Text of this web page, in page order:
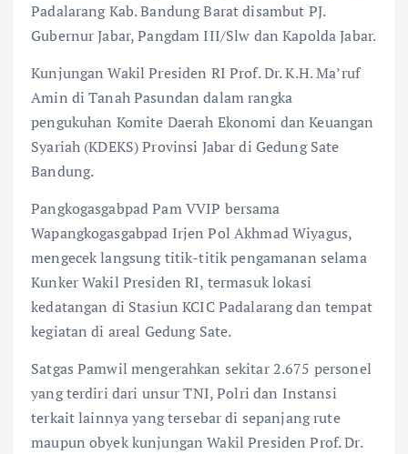
Padalarang Kab. Bandung Barat disambut PJ.
Gubernur Jabar, Pangdam III/Slw dan Kapolda Jabar.
Kunjungan Wakil Presiden RI Prof. Dr. K.H. Ma’ruf
Amin di Tanah Pasundan dalam rangka
pengukuhan Komite Daerah Ekonomi dan Keuangan
Syariah (KDEKS) Provinsi Jabar di Gedung Sate
Bandung.
Pangkogasgabpad Pam VVIP bersama
Wapangkogasgabpad Irjen Pol Akhmad Wiyagus,
mengecek langsung titik-titik pengamanan selama
Kunker Wakil Presiden RI, termasuk lokasi
kedatangan di Stasiun KCIC Padalarang dan tempat
kegiatan di areal Gedung Sate.
Satgas Pamwil mengerahkan sekitar 2.675 personel
yang terdiri dari unsur TNI, Polri dan Instansi
terkait lainnya yang tersebar di sepanjang rute
maupun obyek kunjungan Wakil Presiden Prof. Dr.